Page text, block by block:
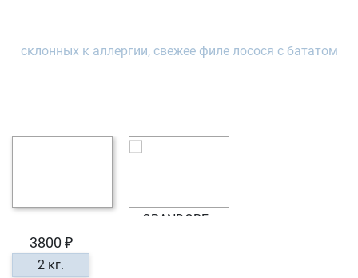
3800 ₽
2 кг.